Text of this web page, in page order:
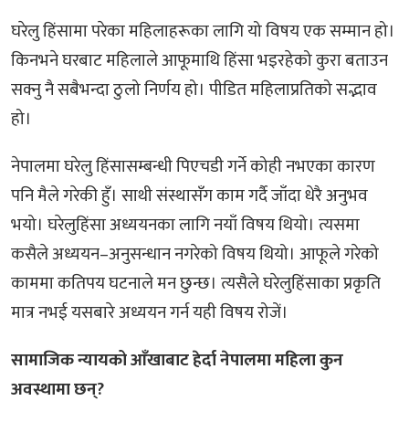
घरेलु हिंसामा परेका महिलाहरूका लागि यो विषय एक सम्मान हो।
किनभने घरबाट महिलाले आफूमाथि हिंसा भइरहेको कुरा बताउन
सक्नु नै सबैभन्दा ठुलो निर्णय हो। पीडित महिलाप्रतिको सद्भाव
हो।
नेपालमा घरेलु हिंसासम्बन्धी पिएचडी गर्ने कोही नभएका कारण
पनि मैले गरेकी हुँ। साथी संस्थासँग काम गर्दै जाँदा धेरै अनुभव
भयो। घरेलुहिंसा अध्ययनका लागि नयाँ विषय थियो। त्यसमा
कसैले अध्ययन–अनुसन्धान नगरेको विषय थियो। आफूले गरेको
काममा कतिपय घटनाले मन छुन्छ। त्यसैले घरेलुहिंसाका प्रकृति
मात्र नभई यसबारे अध्ययन गर्न यही विषय रोजें।
सामाजिक न्यायको आँखाबाट हेर्दा नेपालमा महिला कुन
अवस्थामा छन्?